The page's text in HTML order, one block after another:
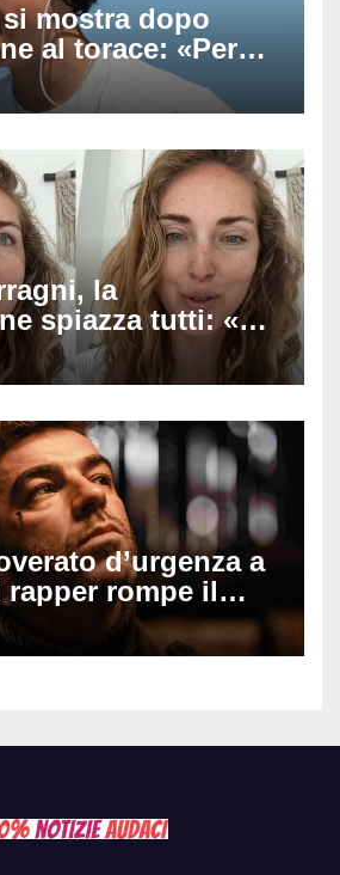
mostra dopo
al torace: «Per
in trappola», il
difficile percorso
la
spiazza tutti: «Un
che mi rifacessi
svela i ritocchi di
d’urgenza a
rapper rompe il
la notte in
sta e cosa